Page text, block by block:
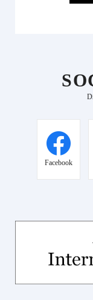
Facebook